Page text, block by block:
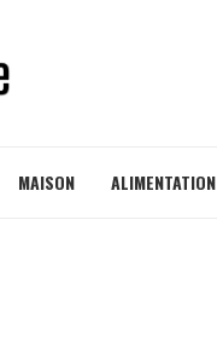
MAISON ALIMENTATION